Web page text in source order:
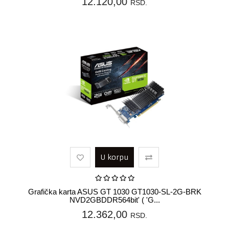
RSD.
U korpu
Grafička karta ASUS GT 1030 GT1030-SL-2G-BRK
NVD2GBDDR564bit' ( 'G...
12.362,00 RSD.